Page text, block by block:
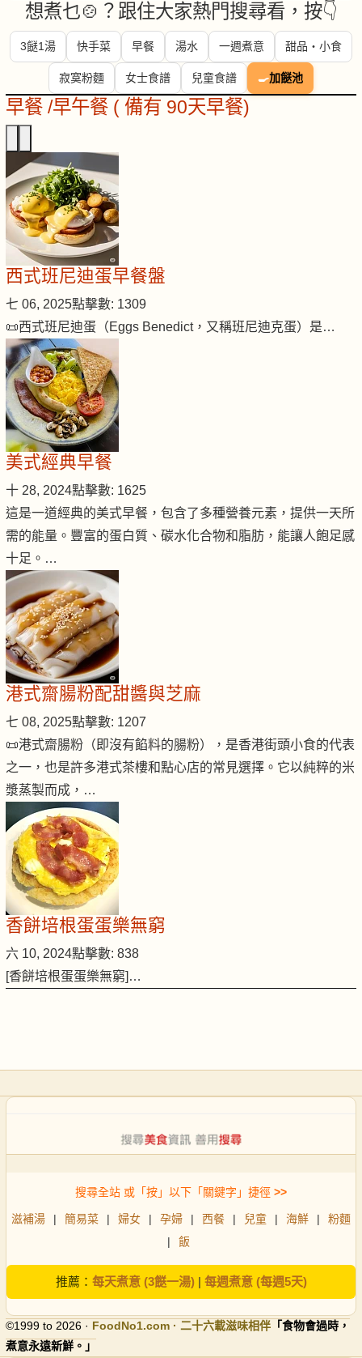
想煮乜🍲？跟住大家熱門搜尋看，按👇
3餸1湯 快手菜 早餐 湯水 一週煮意 甜品・小食
寂寞粉麵 女士食譜 兒童食譜 🍳加餸池
早餐 /早午餐 ( 備有 90天早餐)
西式班尼迪蛋早餐盤
七 06, 2025點擊數: 1309
📜西式班尼迪蛋（Eggs Benedict，又稱班尼迪克蛋）是…
美式經典早餐
十 28, 2024點擊數: 1625
這是一道經典的美式早餐，包含了多種營養元素，提供一天所
需的能量。豐富的蛋白質、碳水化合物和脂肪，能讓人飽足感
十足。…
港式齋腸粉配甜醬與芝麻
七 08, 2025點擊數: 1207
📜港式齋腸粉（即沒有餡料的腸粉），是香港街頭小食的代表
之一，也是許多港式茶樓和點心店的常見選擇。它以純粹的米
漿蒸製而成，…
香餅培根蛋蛋樂無窮
六 10, 2024點擊數: 838
[香餅培根蛋蛋樂無窮]…
搜尋全站 或「按」以下「關鍵字」捷徑 >>
滋補湯 | 簡易菜 | 婦女 | 孕婦 | 西餐 | 兒童 | 海鮮 |
粉麵
|
飯
推薦： 每天煮意 (3餸一湯)| 每週煮意 (每週5天)
©1999 to 2026 · FoodNo1.com · 二十六載滋味相伴 「食物會過時，
煮意永遠新鮮。」